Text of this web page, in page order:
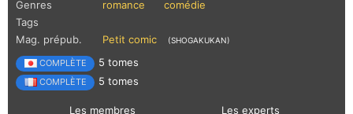
Genres
romance
comédie
Tags
Mag. prépub.
Petit comic (SHOGAKUKAN)
COMPLÈTE 5 tomes
COMPLÈTE 5 tomes
Les membres Les experts